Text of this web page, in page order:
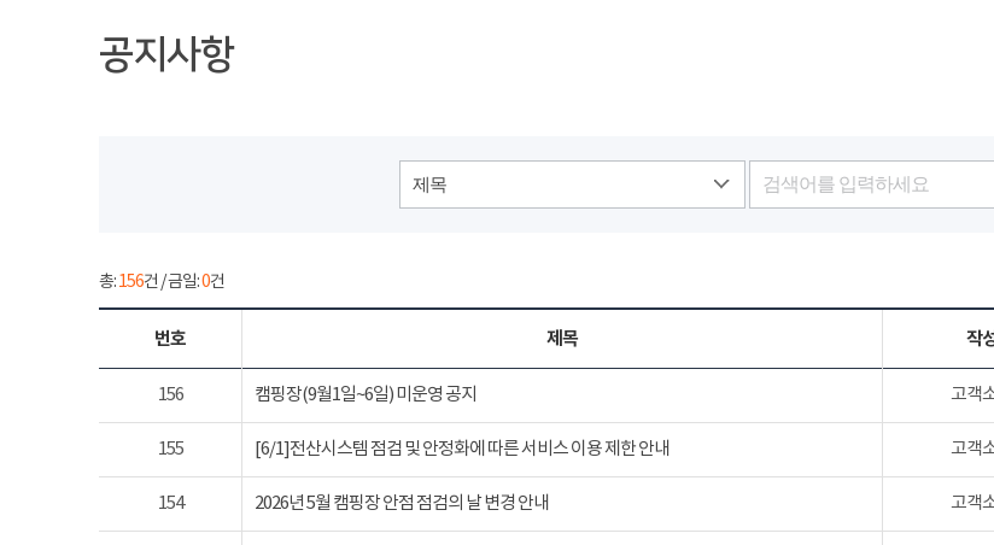
공지사항
제목
총:156건 / 금일:0건
번호 제목 작
156 캠핑장(9월1일~6일) 미운영 공지 고객
155 [6/1]전산시스템 점검 및 안정화에 따른 서비스 이용 제한 안내 고객
154 2026년 5월 캠핑장 안점 점검의 날 변경 안내 고객